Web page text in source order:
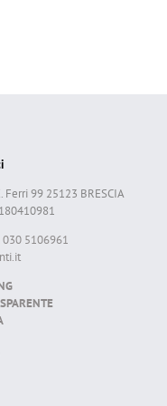
Ferri 99 25123 BRESCIA
5106961